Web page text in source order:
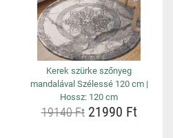
Kerek szürke szőnyeg
mandalával Szélessé 120 cm |
Hossz: 120 cm
19140 Ft21990 Ft